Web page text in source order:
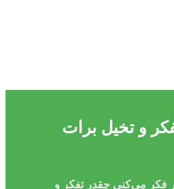
و تخیل برات
فکر می‌کنی چقدر تفکر و